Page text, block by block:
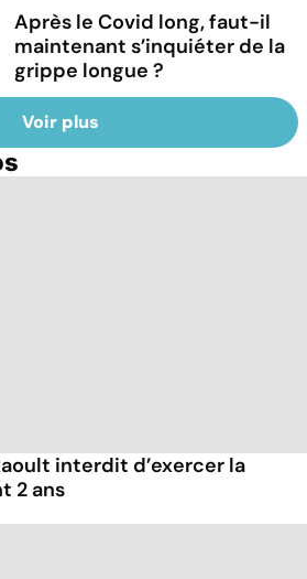
Après le Covid long, faut-il
maintenant s’inquiéter de la
grippe longue ?
Voir plus
interdit d’exercer la
2 ans